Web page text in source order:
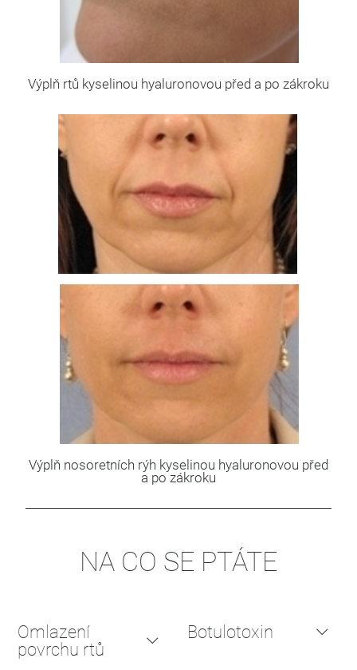
Výplň rtů kyselinou hyaluronovou před a po zákroku
Výplň nosoretních rýh kyselinou hyaluronovou před
a po zákroku
NA CO SE PTÁTE
Omlazení
povrchu rtů
Botulotoxin